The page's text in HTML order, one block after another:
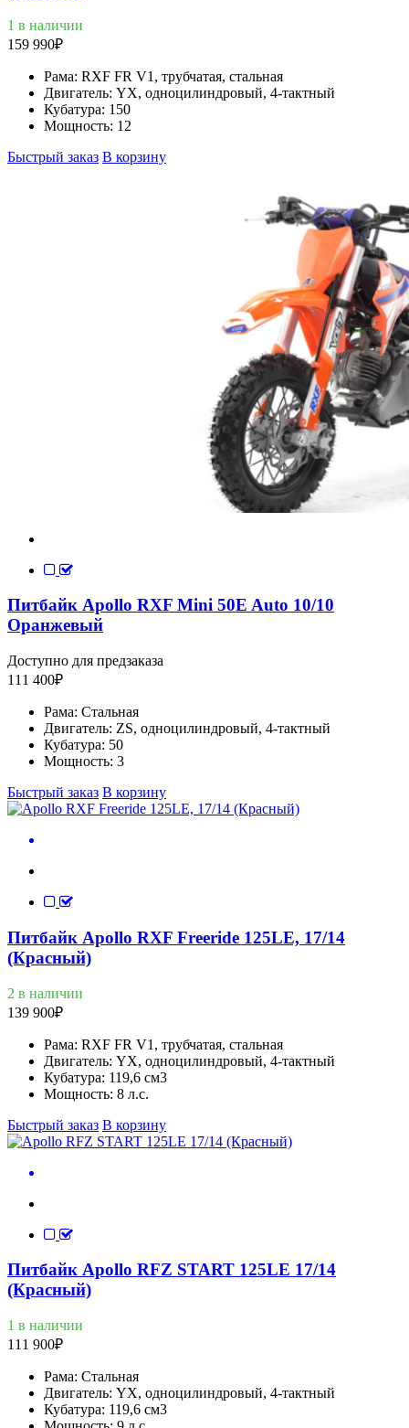
1 в наличии
159 990₽
Рама: RXF FR V1, трубчатая, стальная
Двигатель: YX, одноцилиндровый, 4-тактный
Кубатура: 150
Мощность: 12
Быстрый заказ В корзину
Питбайк Apollo RXF Mini 50E Auto 10/10
Оранжевый
Доступно для предзаказа
111 400₽
Рама: Стальная
Двигатель: ZS, одноцилиндровый, 4-тактный
Кубатура: 50
Мощность: 3
Быстрый заказ В корзину
Питбайк Apollo RXF Freeride 125LE, 17/14
(Красный)
2 в наличии
139 900₽
Рама: RXF FR V1, трубчатая, стальная
Двигатель: YX, одноцилиндровый, 4-тактный
Кубатура: 119,6 см3
Мощность: 8 л.с.
Быстрый заказ В корзину
Питбайк Apollo RFZ START 125LE 17/14
(Красный)
1 в наличии
111 900₽
Рама: Стальная
Двигатель: YX, одноцилиндровый, 4-тактный
Кубатура: 119,6 см3